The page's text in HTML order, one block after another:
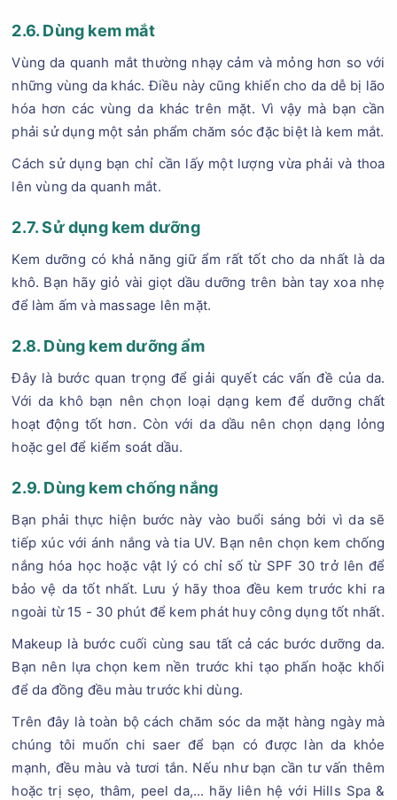
2.6. Dùng kem mắt
Vùng da quanh mắt thường nhạy cảm và mỏng hơn so với
những vùng da khác. Điều này cũng khiến cho da dễ bị lão
hóa hơn các vùng da khác trên mặt. Vì vậy mà bạn cần
phải sử dụng một sản phẩm chăm sóc đặc biệt là kem mắt.
Cách sử dụng bạn chỉ cần lấy một lượng vừa phải và thoa
lên vùng da quanh mắt.
2.7. Sử dụng kem dưỡng
Kem dưỡng có khả năng giữ ẩm rất tốt cho da nhất là da
khô. Bạn hãy giỏ vài giọt dầu dưỡng trên bàn tay xoa nhẹ
để làm ấm và massage lên mặt.
2.8. Dùng kem dưỡng ẩm
Đây là bước quan trọng để giải quyết các vấn đề của da.
Với da khô bạn nên chọn loại dạng kem để dưỡng chất
hoạt động tốt hơn. Còn với da dầu nên chọn dạng lỏng
hoặc gel để kiểm soát dầu.
2.9. Dùng kem chống nắng
Bạn phải thực hiện bước này vào buổi sáng bởi vì da sẽ
tiếp xúc với ánh nắng và tia UV. Bạn nên chọn kem chống
nắng hóa học hoặc vật lý có chỉ số từ SPF 30 trở lên để
bảo vệ da tốt nhất. Lưu ý hãy thoa đều kem trước khi ra
ngoài từ 15 - 30 phút để kem phát huy công dụng tốt nhất.
Makeup là bước cuối cùng sau tất cả các bước dưỡng da.
Bạn nên lựa chọn kem nền trước khi tạo phấn hoặc khối
để da đồng đều màu trước khi dùng.
Trên đây là toàn bộ cách chăm sóc da mặt hàng ngày mà
chúng tôi muốn chi saer để bạn có được làn da khỏe
mạnh, đều màu và tươi tắn. Nếu như bạn cần tư vấn thêm
hoặc trị sẹo, thâm, peel da,... hãy liên hệ với Hills Spa &